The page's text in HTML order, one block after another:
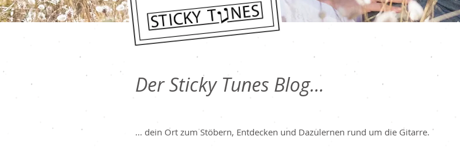
Der Sticky Tunes Blog...
... dein Ort zum Stöbern, Entdecken und Dazulernen rund um die Gitarre.